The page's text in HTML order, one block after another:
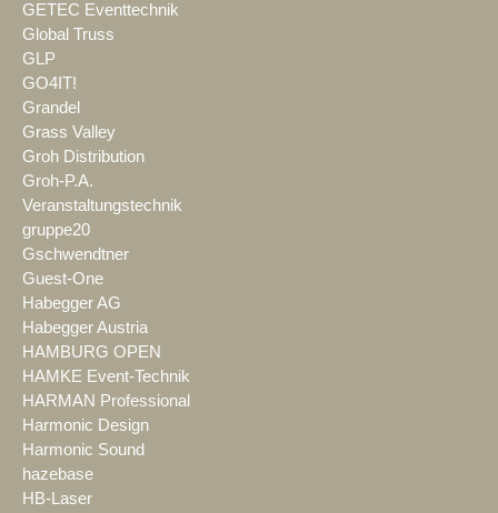
GETEC Eventtechnik
Global Truss
GLP
GO4IT!
Grandel
Grass Valley
Groh Distribution
Groh-P.A.
Veranstaltungstechnik
gruppe20
Gschwendtner
Guest-One
Habegger AG
Habegger Austria
HAMBURG OPEN
HAMKE Event-Technik
HARMAN Professional
Harmonic Design
Harmonic Sound
hazebase
HB-Laser